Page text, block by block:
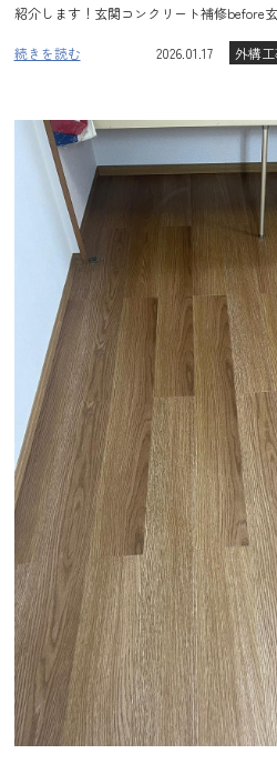
紹介します！玄関コンクリート補修before
続きを読む 2026.01.17 外構